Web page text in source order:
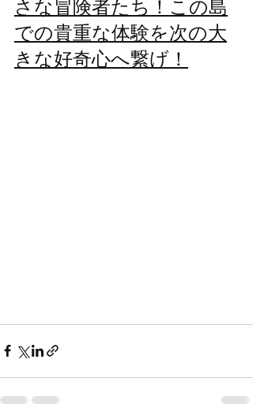
さな冒険者たち！この島
での貴重な体験を次の大
きな好奇心へ繋げ！